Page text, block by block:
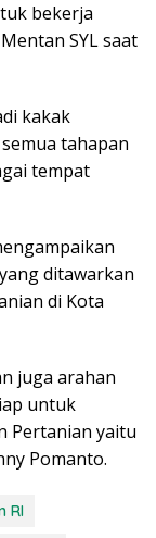
bekerja
SYL saat
kakak
tahapan
tempat
ditawarkan
di Kota
juga arahan
untuk
Pertanian yaitu
Pomanto.
RI